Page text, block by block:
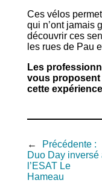
Ces vélos
qui n’ont jamais
découvrir ces
les rues de Pau
Les
vous proposent
cette
←
Précédente :
Duo Day inversé
l’ESAT Le
Hameau